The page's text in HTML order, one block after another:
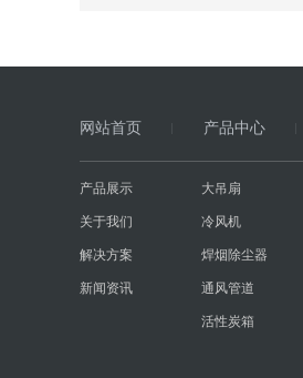
网站首页 产品中心
产品展示
关于我们
解决方案
新闻资讯
大吊扇
冷风机
焊烟除尘器
通风管道
活性炭箱